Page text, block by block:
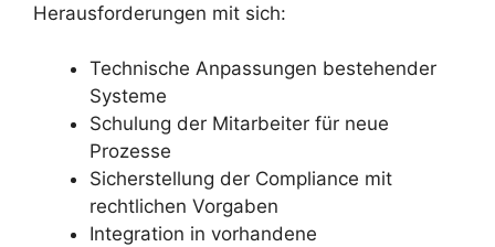
Herausforderungen mit sich:
Technische Anpassungen bestehender
Systeme
Schulung der Mitarbeiter für neue
Prozesse
Sicherstellung der Compliance mit
rechtlichen Vorgaben
Integration in vorhandene